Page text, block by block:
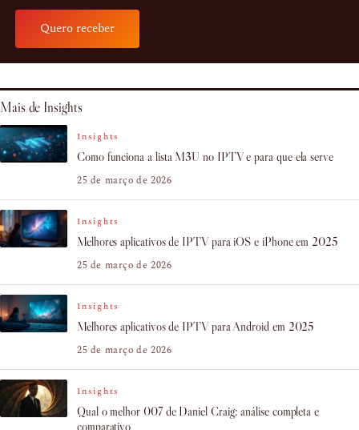
Quero receber
Mais de Insights
Insights
Como funciona a lista M3U no IPTV e para que ela serve
25 de março de 2026
Insights
Melhores aplicativos de IPTV para iOS e iPhone em 2025
25 de março de 2026
Insights
Melhores aplicativos de IPTV para Android em 2025
25 de março de 2026
Insights
Qual o melhor 007 de Daniel Craig: análise completa e
comparativo